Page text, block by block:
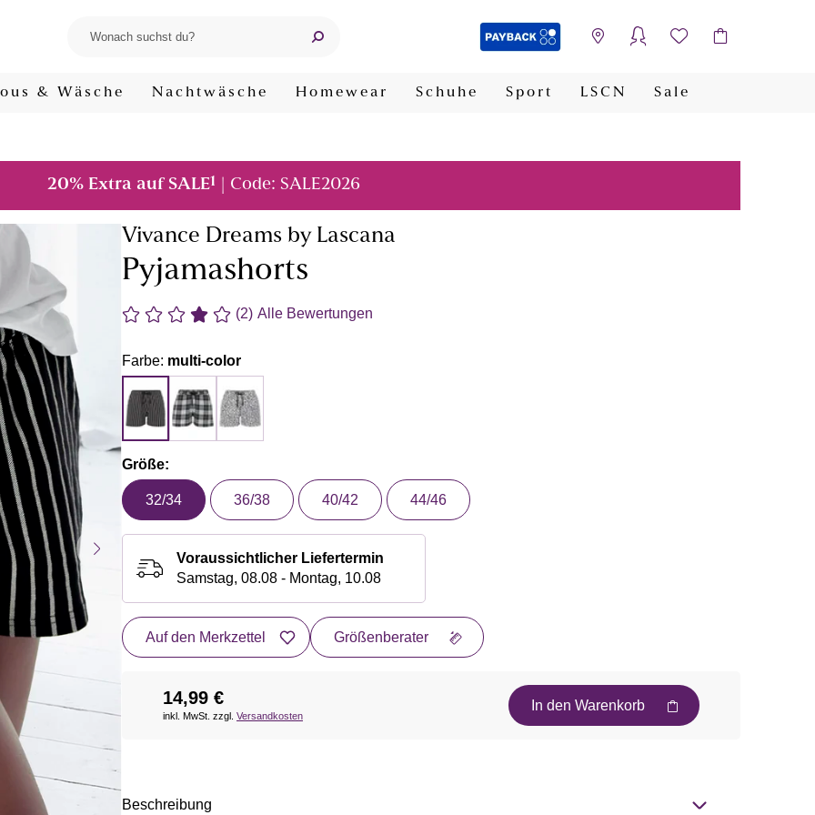
& Wäsche Nachtwäsche Homewear Schuhe Sport LSCN Sale
20% Extra auf SALE1 | Code: SALE2026
Vivance Dreams by Lascana
Pyjamashorts
(2) Alle Bewertungen
Farbe: multi-color
Größe:
32/34 36/38 40/42 44/46
Voraussichtlicher Liefertermin
Samstag, 08.08 - Montag, 10.08
Auf den Merkzettel Größenberater
14,99 €
inkl. MwSt. zzgl. Versandkosten
In den Warenkorb
Beschreibung